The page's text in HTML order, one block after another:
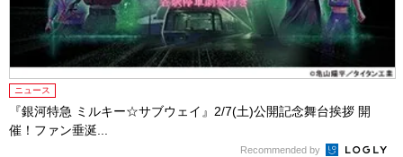
ニュース
『銀河特急 ミルキー☆サブウェイ』2/7(土)公開記念舞台挨拶 開
催！ファン垂涎...
Recommended by